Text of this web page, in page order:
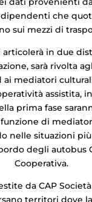
che
sui mezzi di
in due
sarà rivolta
ai mediatori
assistita,
prima fase
di
nelle situazioni
degli autobus
Cooperativa.
da CAP
territori dove